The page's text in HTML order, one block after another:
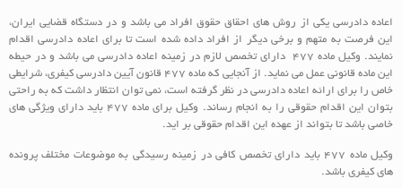
اعاده دادرسی یکی از روش های احقاق حقوق افراد می باشد و در دستگاه قضایی ایران،
این فرصت به متهم و برخی دیگر از افراد داده شده است تا برای اعاده دادرسی اقدام
نمایند. وکیل ماده 477 دارای تخصص لازم در زمینه اعاده دادرسی می باشد و در حیطه
این ماده قانونی عمل می نماید. از آنجایی که ماده 477 قانون آیین دادرسی کیفری، شرایطی
خاص را برای ارائه اعاده دادرسی در نظر گرفته است، نمی توان انتظار داشت که به راحتی
بتوان این اقدام حقوقی را به انجام رساند. وکیل برای ماده 477 باید دارای ویژگی های
خاصی باشد تا بتواند از عهده این اقدام حقوقی بر اید.
وکیل ماده 477 باید دارای تخصص کافی در زمینه رسیدگی به موضوعات مختلف پرونده
های کیفری باشد.